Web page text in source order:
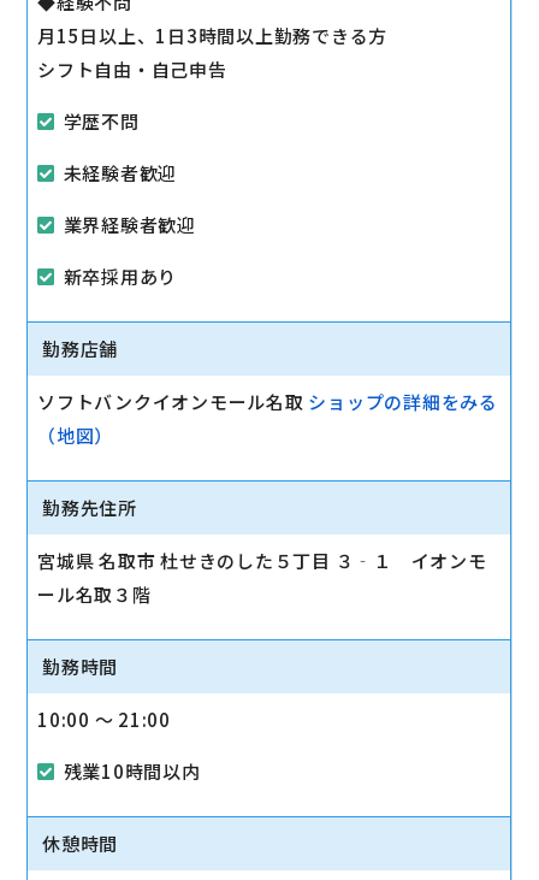
月15日以上、1日3時間以上勤務できる方
シフト自由・自己申告
学歴不問
未経験者歓迎
業界経験者歓迎
新卒採用あり
勤務店舗
ソフトバンクイオンモール名取 ショップの詳細をみる
（地図）
勤務先住所
宮城県 名取市 杜せきのした５丁目 ３‐１ イオンモ
ール名取３階
勤務時間
10:00 〜 21:00
残業10時間以内
休憩時間